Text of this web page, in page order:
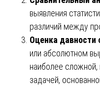
выявления
различий между
Оценка давности
или абсолютном
наиболее
задачей,